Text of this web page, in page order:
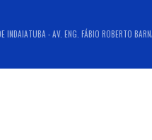
INDAIATUBA - AV. ENG. FÁBIO ROBERTO